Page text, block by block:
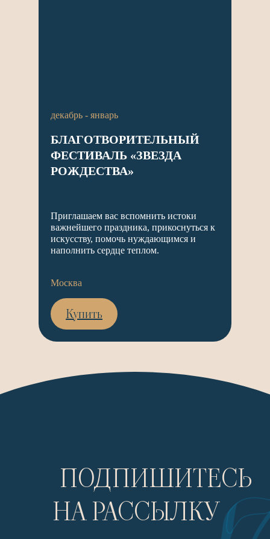
декабрь - январь
БЛАГОТВОРИТЕЛЬНЫЙ
ФЕСТИВАЛЬ «ЗВЕЗДА
РОЖДЕСТВА»
Приглашаем вас вспомнить истоки
важнейшего праздника, прикоснуться к
искусству, помочь нуждающимся и
наполнить сердце теплом.
Москва
Купить
ПОДПИШИТЕСЬ
НА РАССЫЛКУ